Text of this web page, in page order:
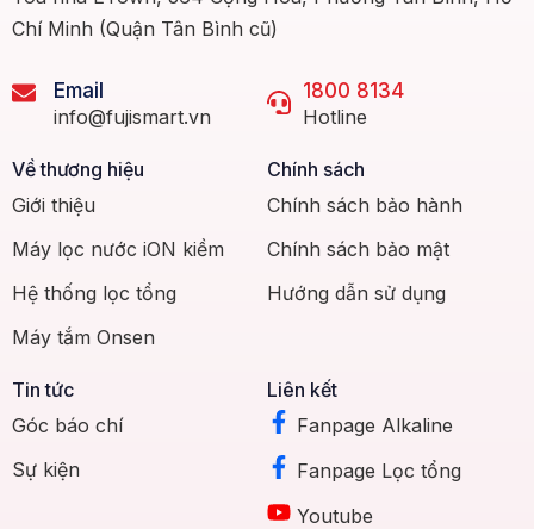
Chí Minh (Quận Tân Bình cũ)
1800 8134
Hotline
Email
info@fujismart.vn
Về thương hiệu
Giới thiệu
Máy lọc nước iON kiềm
Hệ thống lọc tổng
Máy tắm Onsen
Chính sách
Chính sách bảo hành
Chính sách bảo mật
Hướng dẫn sử dụng
Tin tức
Góc báo chí
Sự kiện
Liên kết
Fanpage Alkaline
Fanpage Lọc tổng
Youtube